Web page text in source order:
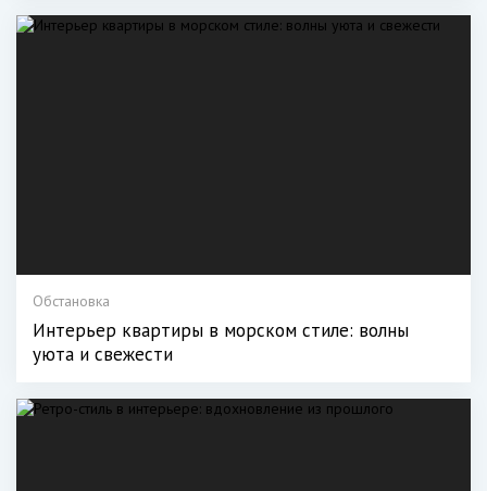
Обстановка
Интерьер квартиры в морском стиле: волны
уюта и свежести